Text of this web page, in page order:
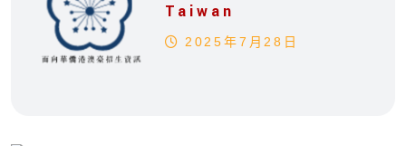
Taiwan
2025年7月28日